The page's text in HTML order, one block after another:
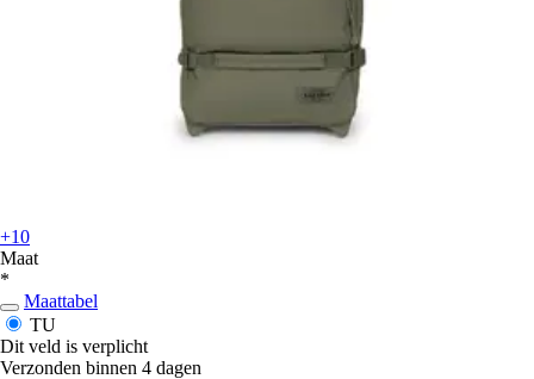
+10
Maat
*
Maattabel
TU
Dit veld is verplicht
Verzonden binnen 4 dagen